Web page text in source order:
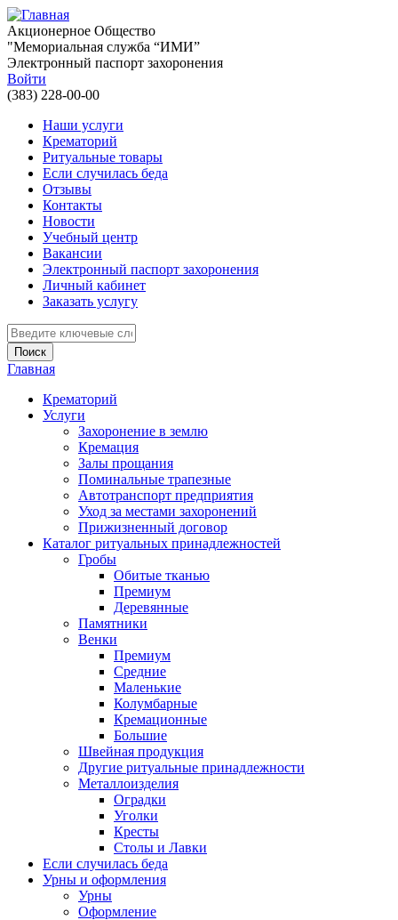
Перейти к основному содержанию
Акционерное Общество
"Мемориальная служба “ИМИ”
Электронный паспорт захоронения
Войти
(383) 228-00-00
Наши услуги
Крематорий
Ритуальные товары
Если случилась беда
Отзывы
Контакты
Новости
Учебный центр
Вакансии
Электронный паспорт захоронения
Личный кабинет
Заказать услугу
Введите ключевые слова для поиска
Вы здесь
Главная
Крематорий
Услуги
Захоронение в землю
Кремация
Залы прощания
Поминальные трапезные
Автотранспорт предприятия
Уход за местами захоронений
Прижизненный договор
Каталог ритуальных принадлежностей
Гробы
Обитые тканью
Премиум
Деревянные
Памятники
Венки
Премиум
Средние
Маленькие
Колумбарные
Кремационные
Большие
Швейная продукция
Другие ритуальные принадлежности
Металлоизделия
Оградки
Уголки
Кресты
Столы и Лавки
Если случилась беда
Урны и оформления
Урны
Оформление